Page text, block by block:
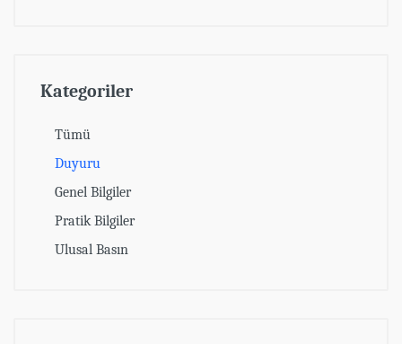
Kategoriler
Tümü
Duyuru
Genel Bilgiler
Pratik Bilgiler
Ulusal Basın